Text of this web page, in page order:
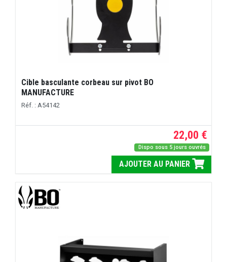
Cible basculante corbeau sur pivot BO
MANUFACTURE
Réf. : A54142
22,00 €
Dispo sous 5 jours ouvrés
AJOUTER AU PANIER